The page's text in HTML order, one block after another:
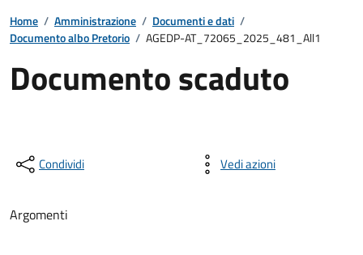
Home / Amministrazione / Documenti e dati /
Documento albo Pretorio / AGEDP-AT_72065_2025_481_All1
Documento scaduto
Condividi Vedi azioni
Argomenti